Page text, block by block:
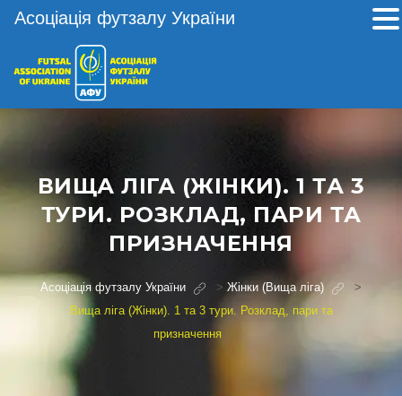
ВИЩА ЛІГА (ЖІНКИ). 1 ТА 3
ТУРИ. РОЗКЛАД, ПАРИ ТА
ПРИЗНАЧЕННЯ
Асоціація футзалу України > Жінки (Вища ліга)
>
Вища ліга (Жінки). 1 та 3 тури. Розклад, пари та
призначення
Асоціація футзалу України